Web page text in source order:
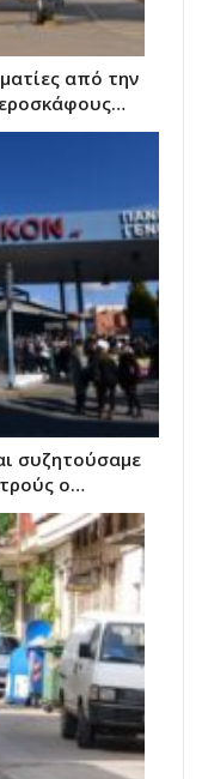
από την
συζητούσαμε
ο…